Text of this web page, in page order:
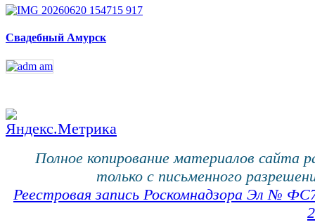
Свадебный Амурск
Полное копирование материалов сайта
только с письменного
Реестровая запись Роскомнадзора Эл №